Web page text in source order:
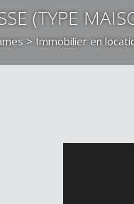
(TYPE
> Immobilier en